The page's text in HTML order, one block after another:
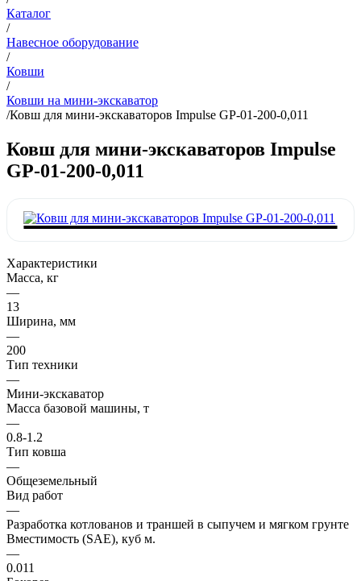
Каталог
/
Навесное оборудование
/
Ковши
/
Ковши на мини-экскаватор
/Ковш для мини-экскаваторов Impulse GP-01-200-0,011
Ковш для мини-экскаваторов Impulse
GP-01-200-0,011
Характеристики
Масса, кг
—
13
Ширина, мм
—
200
Тип техники
—
Мини-экскаватор
Масса базовой машины, т
—
0.8-1.2
Тип ковша
—
Общеземельный
Вид работ
—
Разработка котлованов и траншей в сыпучем и мягком грунте
Вместимость (SAE), куб м.
—
0.011